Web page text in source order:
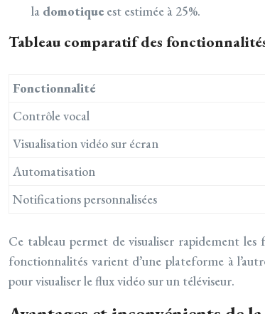
la domotique est estimée à 25%.
Tableau comparatif des
Fonctionnalité
Contrôle vocal
Visualisation vidéo sur écran
Automatisation
Notifications personnalisées
Ce tableau permet de visualiser rapidement
fonctionnalités varient d’une plateforme à
pour visualiser le flux vidéo sur un téléviseur.